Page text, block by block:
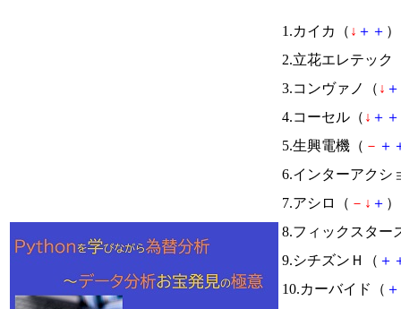
1.カイカ（ ↓ ＋ ＋
2.立花エレテック
3.コンヴァノ（ ↓ ＋
4.コーセル（ ↓ ＋ ＋
5.生興電機（ － ＋
6.インターアクシ
7.アシロ（ － ↓ ＋
8.フィックスター
9.シチズンＨ（ ＋
10.カーバイド（ ＋